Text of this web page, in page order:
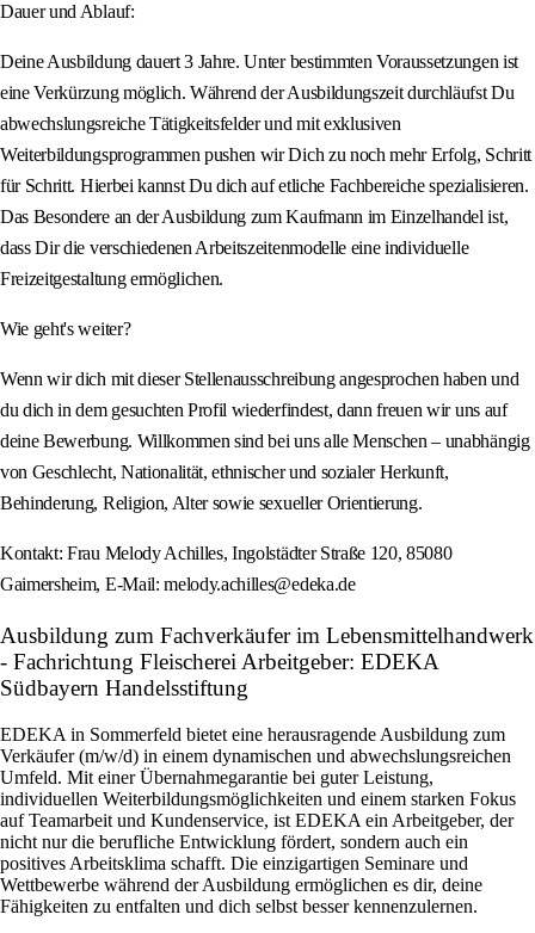
Dauer und Ablauf:
Deine Ausbildung dauert 3 Jahre. Unter bestimmten Voraussetzungen ist
eine Verkürzung möglich. Während der Ausbildungszeit durchläufst Du
abwechslungsreiche Tätigkeitsfelder und mit exklusiven
Weiterbildungsprogrammen pushen wir Dich zu noch mehr Erfolg, Schritt
für Schritt. Hierbei kannst Du dich auf etliche Fachbereiche spezialisieren.
Das Besondere an der Ausbildung zum Kaufmann im Einzelhandel ist,
dass Dir die verschiedenen Arbeitszeitenmodelle eine individuelle
Freizeitgestaltung ermöglichen.
Wie geht's weiter?
Wenn wir dich mit dieser Stellenausschreibung angesprochen haben und
du dich in dem gesuchten Profil wiederfindest, dann freuen wir uns auf
deine Bewerbung. Willkommen sind bei uns alle Menschen – unabhängig
von Geschlecht, Nationalität, ethnischer und sozialer Herkunft,
Behinderung, Religion, Alter sowie sexueller Orientierung.
Kontakt: Frau Melody Achilles, Ingolstädter Straße 120, 85080
Gaimersheim, E-Mail: melody.achilles@edeka.de
Ausbildung zum Fachverkäufer im Lebensmittelhandwerk
- Fachrichtung Fleischerei Arbeitgeber: EDEKA
Südbayern Handelsstiftung
EDEKA in Sommerfeld bietet eine herausragende Ausbildung zum
Verkäufer (m/w/d) in einem dynamischen und abwechslungsreichen
Umfeld. Mit einer Übernahmegarantie bei guter Leistung,
individuellen Weiterbildungsmöglichkeiten und einem starken Fokus
auf Teamarbeit und Kundenservice, ist EDEKA ein Arbeitgeber, der
nicht nur die berufliche Entwicklung fördert, sondern auch ein
positives Arbeitsklima schafft. Die einzigartigen Seminare und
Wettbewerbe während der Ausbildung ermöglichen es dir, deine
Fähigkeiten zu entfalten und dich selbst besser kennenzulernen.